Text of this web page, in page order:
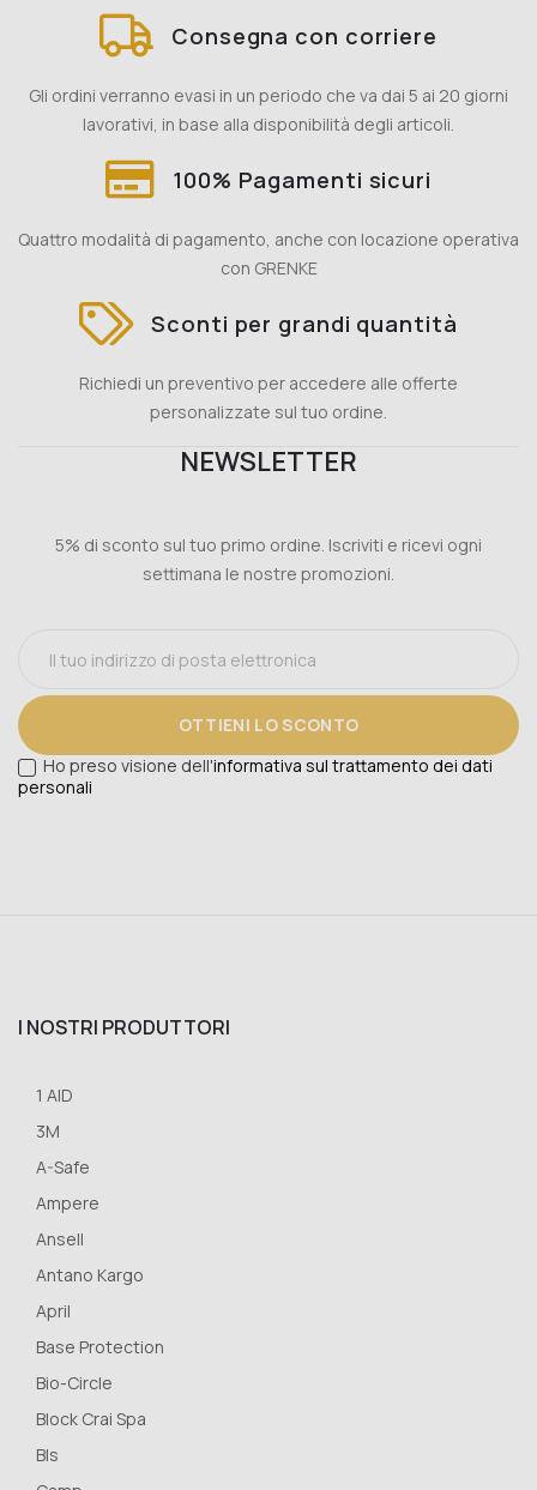
Consegna con corriere
Gli ordini verranno evasi in un periodo che va dai 5 ai 20 giorni
lavorativi, in base alla disponibilità degli articoli.
100% Pagamenti sicuri
Quattro modalità di pagamento, anche con locazione operativa
con GRENKE
Sconti per grandi quantità
Richiedi un preventivo per accedere alle offerte
personalizzate sul tuo ordine.
NEWSLETTER
5% di sconto sul tuo primo ordine. Iscriviti e ricevi ogni
settimana le nostre promozioni.
OTTIENI LO SCONTO
Ho preso visione dell'informativa sul trattamento dei dati
personali
I NOSTRI PRODUTTORI
1 AID
3M
A-Safe
Ampere
Ansell
Antano Kargo
April
Base Protection
Bio-Circle
Block Crai Spa
Bls